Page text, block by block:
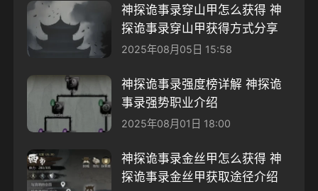
神探诡事录穿山甲怎么获得 神
探诡事录穿山甲获得方式分享
2025年08月05日 15:58
神探诡事录强度榜详解 神探诡
事录强势职业介绍
2025年08月01日 18:00
神探诡事录金丝甲怎么获得 神
探诡事录金丝甲获取途径介绍